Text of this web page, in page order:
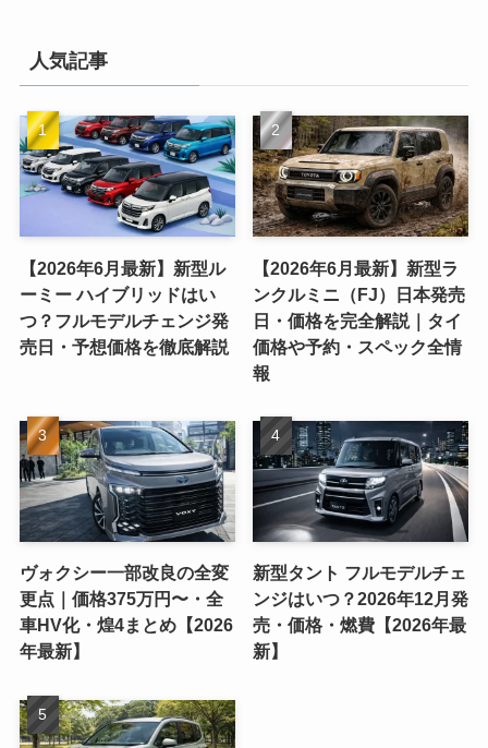
人気記事
【2026年6月最新】新型ル
ーミー ハイブリッドはい
つ？フルモデルチェンジ発
売日・予想価格を徹底解説
【2026年6月最新】新型ラ
ンクルミニ（FJ）日本発売
日・価格を完全解説｜タイ
価格や予約・スペック全情
報
ヴォクシー一部改良の全変
更点｜価格375万円〜・全
車HV化・煌4まとめ【2026
年最新】
新型タント フルモデルチェ
ンジはいつ？2026年12月発
売・価格・燃費【2026年最
新】